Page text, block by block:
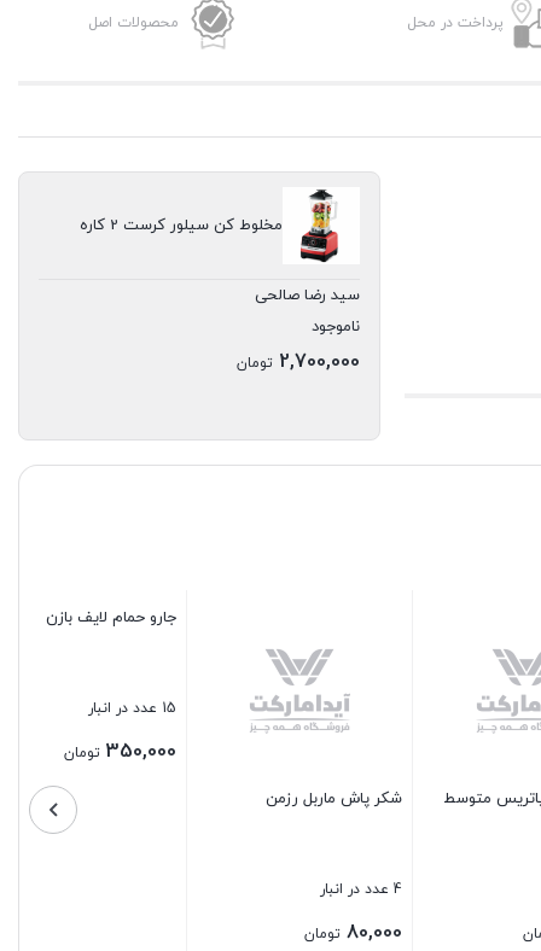
پرداخت در محل محصولات اصل
مخلوط کن سیلور کرست 2 کاره
سید رضا صالحی
ناموجود
2,700,000 تومان
چنگال زیتون استیل 6 تایی
180,000 تومان